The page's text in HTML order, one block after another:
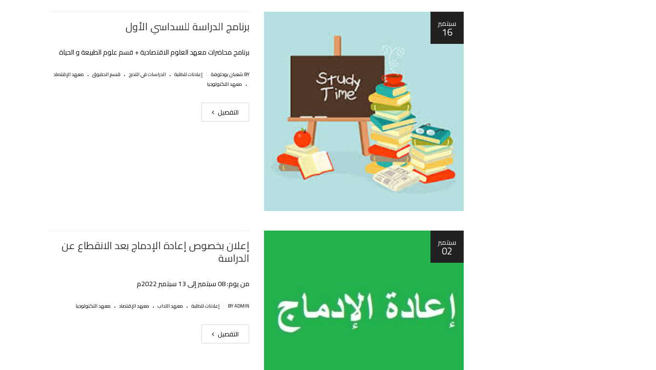
سبتمبر
16 برنامج الدراسة للسداسي الأول
برنامج محاضرات معهد العلوم الاقتصادية + قسم علوم الطبيعة و الحياة
BY شعبان بوحلوفة إعلانات للطلبة . الدراسات في التدرج . قسم الحقوق . معهد الإقتصاد
. معهد التكنولوجيا
التفصيل
سبتمبر
02 إعلان بخصوص إعادة الإدماج بعد الانقطاع عن
الدراسة
من يوم: 08 سبتمبر إلى 13 سبتمبر 2022م
BY ADMIN إعلانات للطلبة . معهد الآداب . معهد الإقتصاد . معهد التكنولوجيا
التفصيل